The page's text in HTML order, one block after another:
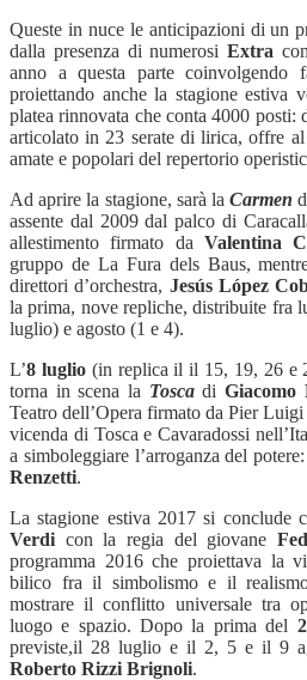
Queste in nuce le anticipazioni di un
dalla presenza di numerosiExtra
anno a questa parte coinvolgendo
proiettando anche la stagione estiva
platea rinnovata che conta 4000 posti:
articolato in 23 serate di lirica, offre
amate e popolari del repertorio
Ad aprire la stagione, sarà laCarmen
assente dal 2009 dal palco di
allestimento firmato da Valentina
gruppo de La Fura dels Baus,
direttori d’orchestra, Jesús López
la prima, nove repliche, distribuite fra
luglio) e agosto (1 e 4).
L’8 luglio(in replica il il 15, 19, 26 e
torna in scena la ToscadiGiacomo
Teatro dell’Opera firmato da Pier
vicenda di Tosca e Cavaradossi
a simboleggiare l’arroganza del
Renzetti.
La stagione estiva 2017 si conclude
Verdi con la regia del giovane
programma 2016 che proiettava la
bilico fra il simbolismo e il
mostrare il conflitto universale tra
luogo e spazio. Dopo la prima del
previste,il 28 luglio e il 2, 5 e il 9
Roberto Rizzi Brignoli.